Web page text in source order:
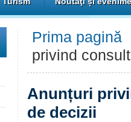
Prima pagină
privind
Anunțuri
de decizii